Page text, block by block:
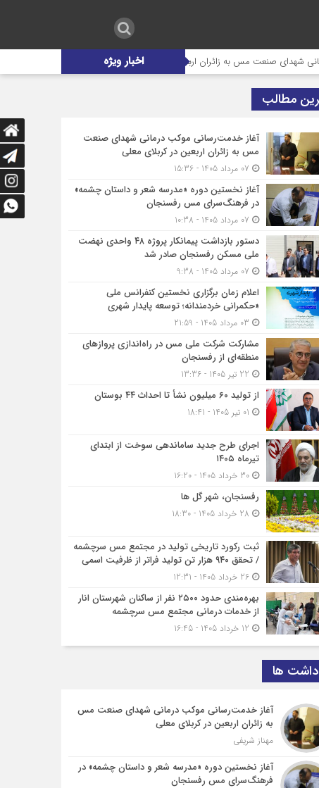
اخبار ویژه مس به زائران اربعین در کربلای معلی آغاز نخستین دوره «مدرسه
مطالب
آغاز خدمت‌رسانی موکب درمانی شهدای صنعت
مس به زائران اربعین در کربلای معلی
آغاز نخستین دوره «مدرسه شعر و داستان چشمه»
در فرهنگ‌سرای مس رفسنجان
دستور بازداشت پیمانکار پروژه ۴۸ واحدی نهضت
ملی مسکن رفسنجان صادر شد
اعلام زمان برگزاری نخستین کنفرانس ملی
«حکمرانی خردمندانه؛ توسعه پایدار شهری
مشارکت شرکت ملی مس در راه‌اندازی پروازهای
منطقه‌ای از رفسنجان
از تولید ۶۰ میلیون نشأ تا احداث ۴۴ بوستان
اجرای طرح جدید ساماندهی سوخت از ابتدای
تیرماه ۱۴۰۵
30 خرداد 1405 - 16:20
رفسنجان، شهر گل ها
ثبت رکورد تاریخی تولید در مجتمع مس سرچشمه
/ تحقق ۹۴۰ هزار تن تولید فراتر از ظرفیت اسمی
26 خرداد 1405 - 12:31
بهره‌مندی حدود ۲۵۰۰‌ نفر از ساکنان شهرستان انار
از خدمات درمانی مجتمع مس سرچشمه
ها
آغاز خدمت‌رسانی موکب درمانی شهدای صنعت مس
به زائران اربعین در کربلای معلی
مهناز شریفی
آغاز نخستین دوره «مدرسه شعر و داستان چشمه» در
فرهنگ‌سرای مس رفسنجان